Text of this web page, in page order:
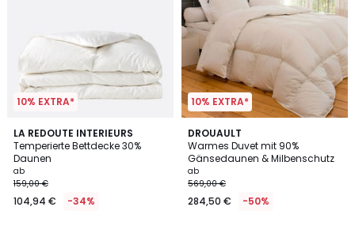
10% EXTRA*
LA REDOUTE INTERIEURS
Temperierte Bettdecke 30%
Daunen
ab
159,00 €
104,94 € -34%
3,7
/ 5
10% EXTRA*
DROUAULT
Warmes Duvet mit 90%
Gänsedaunen & Milbenschutz
ab
569,00 €
284,50 € -50%
3
/
5